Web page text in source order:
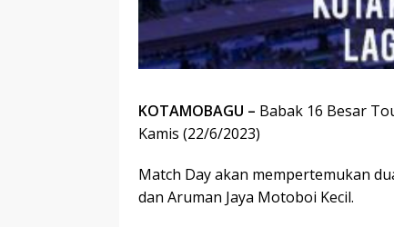
KOTAMOBAGU – Babak 16 Besar
Kamis (22/6/2023)
Match Day akan mempertemukan
dan Aruman Jaya Motoboi Kecil.